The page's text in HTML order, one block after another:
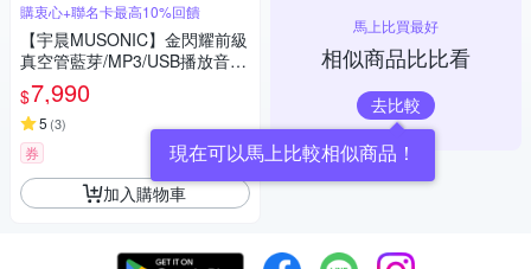
購衷心+聯名卡最高10%回饋
【宇晨MUSONIC】金閃耀前級
真空管藍芽/MP3/USB播放音響
組
$7,990
5 (3)
券
加入購物車
馬上比買最好
相似商品比比看
去比較
現在可以馬上比較相似商品！